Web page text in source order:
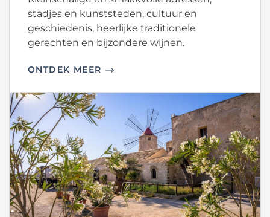
stadjes en kunststeden, cultuur en
geschiedenis, heerlijke traditionele
gerechten en bijzondere wijnen.
ONTDEK MEER